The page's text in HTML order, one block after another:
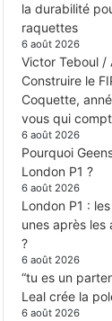
la durabilité
raquettes
6 août 2026
Victor Teboul /
Construire le
Coquette,
vous qui
6 août 2026
Pourquoi
London P1 ?
6 août 2026
London P1 :
unes après les
?
6 août 2026
“tu es un
Leal crée la
6 août 2026